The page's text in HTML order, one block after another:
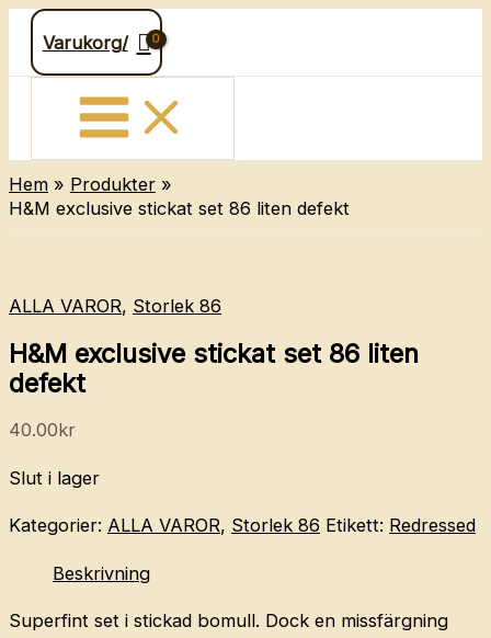
Hoppa
innehåll
Varukorg/
Hem
Produkter
H&M exclusive stickat set 86 liten defekt
ALLA VAROR, Storlek 86
H&M exclusive stickat set 86 liten
defekt
40.00kr
Slut i lager
Kategorier: ALLA VAROR, Storlek 86 Etikett: Redressed
Beskrivning
Superfint set i stickad bomull. Dock en missfärgning